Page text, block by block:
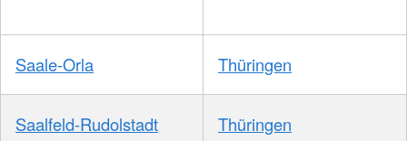
Saale-Orla Thüringen
Saalfeld-Rudolstadt Thüringen